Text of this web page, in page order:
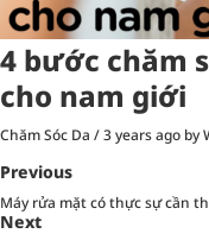
4 bước chăm
cho nam giới
Chăm Sóc Da /3 years ago by
Previous
Máy rửa mặt có thực sự cần
Next